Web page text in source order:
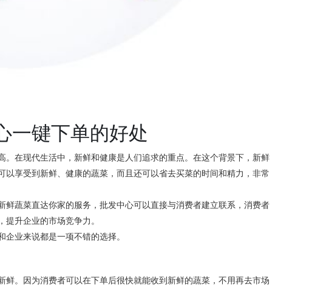
一键下单的好处
在现代生活中，新鲜和健康是人们追求的重点。在这个背景下，新鲜
享受到新鲜、健康的蔬菜，而且还可以省去买菜的时间和精力，非常
蔬菜直达你家的服务，批发中心可以直接与消费者建立联系，消费者
升企业的市场竞争力。
业来说都是一项不错的选择。
。因为消费者可以在下单后很快就能收到新鲜的蔬菜，不用再去市场